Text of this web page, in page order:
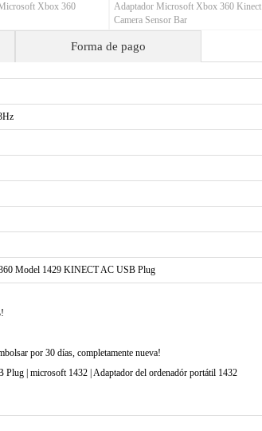
Xbox 360
Adaptador Microsoft Xbox 360 Kinect
Camera Sensor Bar
Forma de pago
Model 1429 KINECT AC USB Plug
por 30 días, completamente nueva!
| microsoft 1432 | Adaptador del ordenadór portátil 1432